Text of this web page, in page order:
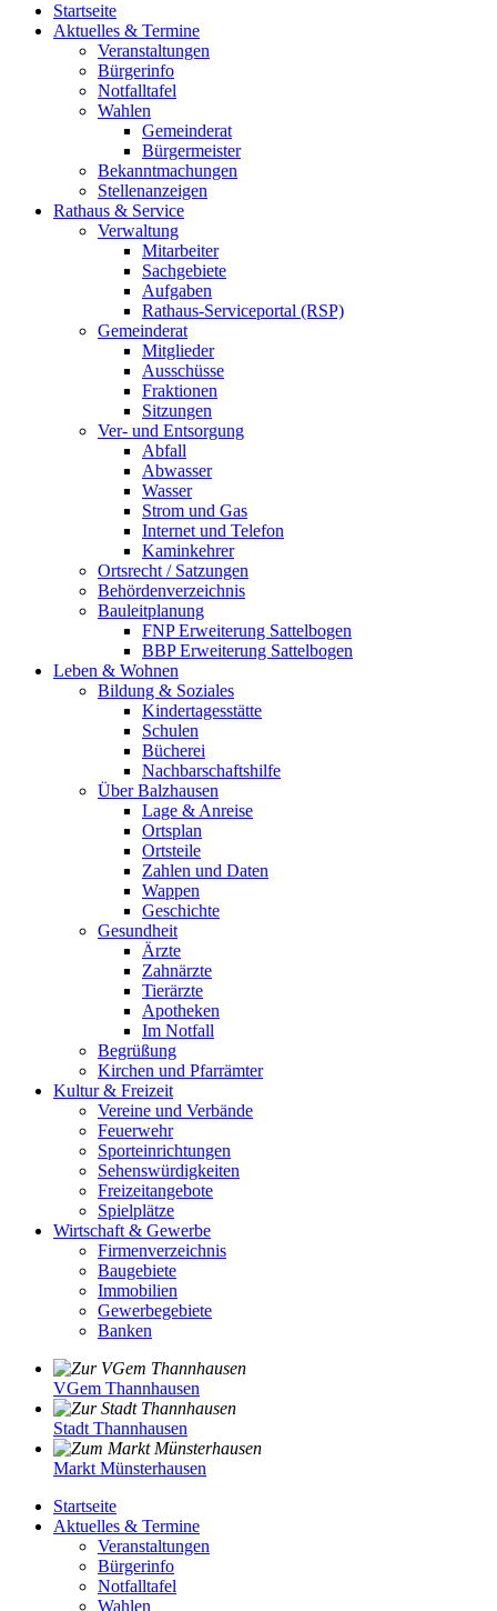
Startseite
Aktuelles & Termine
Veranstaltungen
Bürgerinfo
Notfalltafel
Wahlen
Gemeinderat
Bürgermeister
Bekanntmachungen
Stellenanzeigen
Rathaus & Service
Verwaltung
Mitarbeiter
Sachgebiete
Aufgaben
Rathaus-Serviceportal (RSP)
Gemeinderat
Mitglieder
Ausschüsse
Fraktionen
Sitzungen
Ver- und Entsorgung
Abfall
Abwasser
Wasser
Strom und Gas
Internet und Telefon
Kaminkehrer
Ortsrecht / Satzungen
Behördenverzeichnis
Bauleitplanung
FNP Erweiterung Sattelbogen
BBP Erweiterung Sattelbogen
Leben & Wohnen
Bildung & Soziales
Kindertagesstätte
Schulen
Bücherei
Nachbarschaftshilfe
Über Balzhausen
Lage & Anreise
Ortsplan
Ortsteile
Zahlen und Daten
Wappen
Geschichte
Gesundheit
Ärzte
Zahnärzte
Tierärzte
Apotheken
Im Notfall
Begrüßung
Kirchen und Pfarrämter
Kultur & Freizeit
Vereine und Verbände
Feuerwehr
Sporteinrichtungen
Sehenswürdigkeiten
Freizeitangebote
Spielplätze
Wirtschaft & Gewerbe
Firmenverzeichnis
Baugebiete
Immobilien
Gewerbegebiete
Banken
VGem Thannhausen
Stadt Thannhausen
Markt Münsterhausen
Startseite
Aktuelles & Termine
Veranstaltungen
Bürgerinfo
Notfalltafel
Wahlen